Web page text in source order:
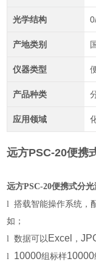
光学结构
产地类别
仪器类型
产品种类
应用领域
远方PSC-20便携
远方PSC-20便携式分
l搭载智能操作系统，
如；
l数据可以 Excel ，
l 10000组标样10000